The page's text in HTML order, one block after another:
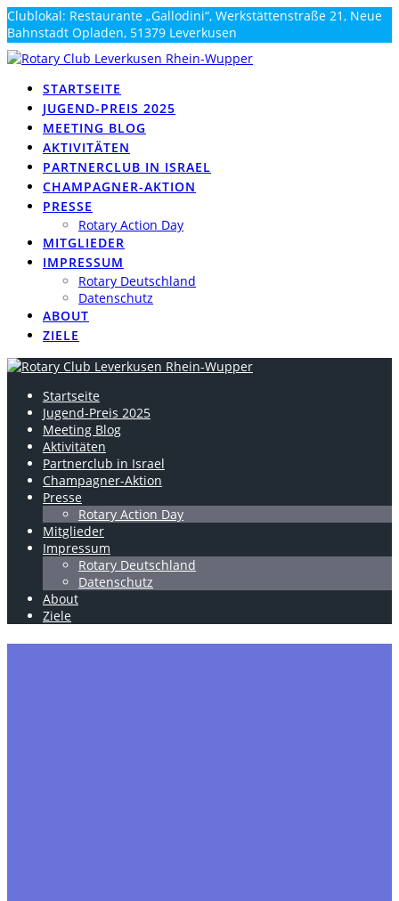
Zum
Inhalt
springen
Clublokal: Restaurante „Gallodini“, Werkstättenstraße 21, Neue
Bahnstadt Opladen, 51379 Leverkusen
info@rotary-rhein-wupper.de
STARTSEITE
JUGEND-PREIS 2025
MEETING BLOG
AKTIVITÄTEN
PARTNERCLUB IN ISRAEL
CHAMPAGNER-AKTION
PRESSE
Rotary Action Day
MITGLIEDER
IMPRESSUM
Rotary Deutschland
Datenschutz
ABOUT
ZIELE
Startseite
Jugend-Preis 2025
Meeting Blog
Aktivitäten
Partnerclub in Israel
Champagner-Aktion
Presse
Rotary Action Day
Mitglieder
Impressum
Rotary Deutschland
Datenschutz
About
Ziele